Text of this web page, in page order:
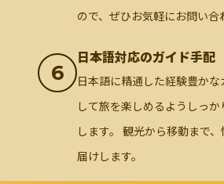
ので、ぜひお気軽にお問い合
6
日本語対応のガイド手配
日本語に精通した経験豊か
して旅を楽しめるようしっ
します。 観光から移動まで
届けします。